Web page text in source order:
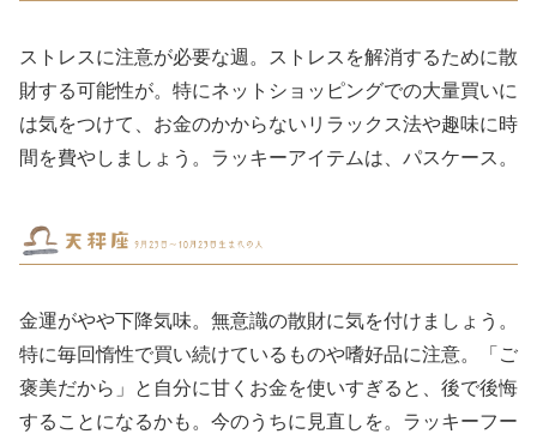
ストレスに注意が必要な週。ストレスを解消するために散
財する可能性が。特にネットショッピングでの大量買いに
は気をつけて、お金のかからないリラックス法や趣味に時
間を費やしましょう。ラッキーアイテムは、パスケース。
金運がやや下降気味。無意識の散財に気を付けましょう。
特に毎回惰性で買い続けているものや嗜好品に注意。「ご
褒美だから」と自分に甘くお金を使いすぎると、後で後悔
することになるかも。今のうちに見直しを。ラッキーフー